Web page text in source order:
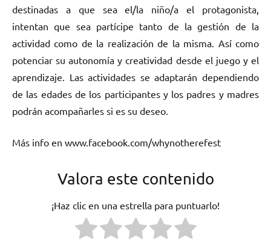
destinadas a que sea el/la niño/a el protagonista,
intentan que sea partícipe tanto de la gestión de la
actividad como de la realización de la misma. Así como
potenciar su autonomía y creatividad desde el juego y el
aprendizaje. Las actividades se adaptarán dependiendo
de las edades de los participantes y los padres y madres
podrán acompañarles si es su deseo.
Más info en www.facebook.com/whynotherefest
Valora este contenido
¡Haz clic en una estrella para puntuarlo!